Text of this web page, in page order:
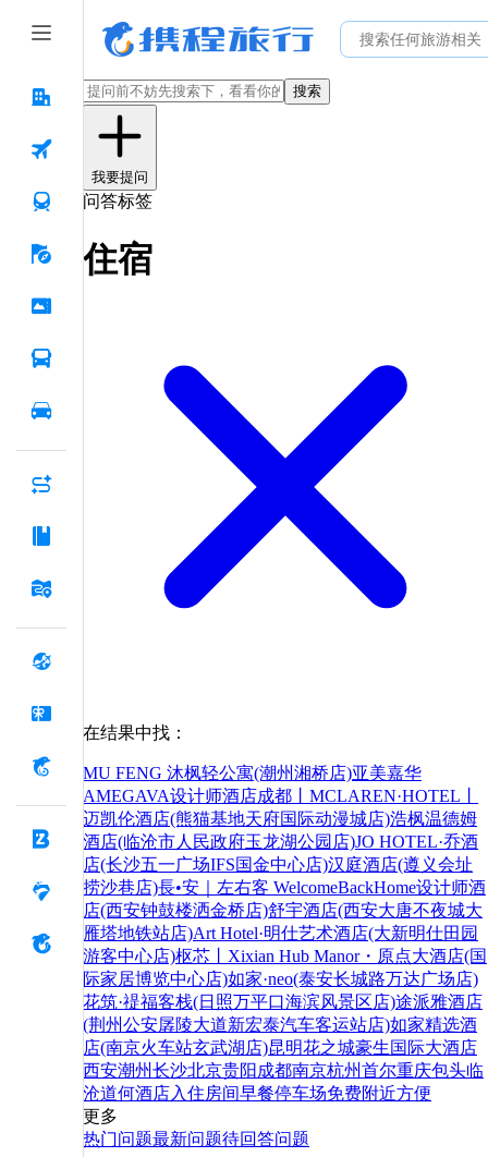
搜索
我要提问
问答标签
住宿
在结果中找：
MU FENG 沐枫轻公寓(潮州湘桥店)亚美嘉华
AMEGAVA设计师酒店成都丨MCLAREN·HOTEL丨
迈凯伦酒店(熊猫基地天府国际动漫城店)浩枫温德姆
酒店(临沧市人民政府玉龙湖公园店)JO HOTEL·乔酒
店(长沙五一广场IFS国金中心店)汉庭酒店(遵义会址
捞沙巷店)長•安｜左右客 WelcomeBackHome设计师酒
店(西安钟鼓楼洒金桥店)舒宇酒店(西安大唐不夜城大
雁塔地铁站店)Art Hotel·明仕艺术酒店(大新明仕田园
游客中心店)枢芯丨Xixian Hub Manor・原点大酒店(国
际家居博览中心店)如家·neo(泰安长城路万达广场店)
花筑·禔福客栈(日照万平口海滨风景区店)途派雅酒店
(荆州公安孱陵大道新宏泰汽车客运站店)如家精选酒
店(南京火车站玄武湖店)昆明花之城豪生国际大酒店
西安潮州长沙北京贵阳 成都南京杭州首尔重庆包头临
沧道何酒店入住房间早餐停车场免费附近方便
更多
热门问题最新问题待回答问题